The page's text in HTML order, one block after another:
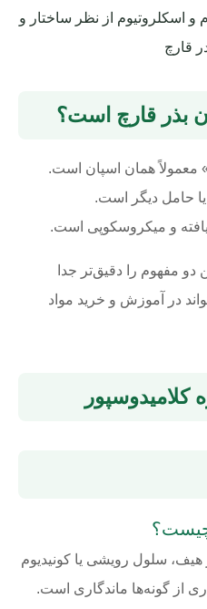
و اسکلروتیوم از نظر ساختار و
قارچ
بذر قارچ است؟
معمولاً همان اسپان است.
یا حامل دیگر است.
و میکروسکوپی است.
دو مفهوم را دقیق‌تر جدا
در آموزش و خرید مواد
کلامیدوسپور
چیست؟
سلول رویشی یا کونیدیوم
از گونه‌ها ماندگاری است.